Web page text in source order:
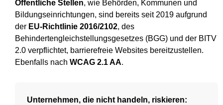
Öffentliche Stellen, wie Behörden, Kommunen und
Bildungseinrichtungen, sind bereits seit 2019 aufgrund
der EU-Richtlinie 2016/2102, des
Behindertengleichstellungsgesetzes (BGG) und der BITV
2.0 verpflichtet, barrierefreie Websites bereitzustellen.
Ebenfalls nach WCAG 2.1 AA.
Unternehmen, die nicht handeln, riskieren: